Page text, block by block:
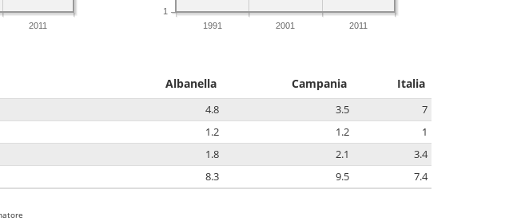
2011 1991 2001 2011
1
Albanella Campania Italia
4.8 3.5
7
1.2 1.2
1
1.8 2.1
3.4
8.3 9.5 7.4